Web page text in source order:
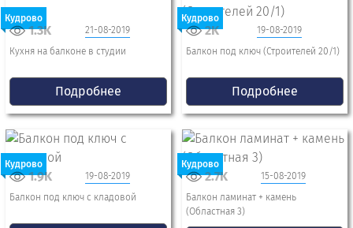
Кудрово
21-08-2019
1.3K
Кухня на балконе в студии
Подробнее
Кудрово
19-08-2019
2K
Балкон под ключ (Строителей 20/1)
Подробнее
Кудрово
19-08-2019
1.9K
Балкон под ключ с кладовой
Кудрово
15-08-2019
2.7K
Балкон ламинат + камень
(Областная 3)